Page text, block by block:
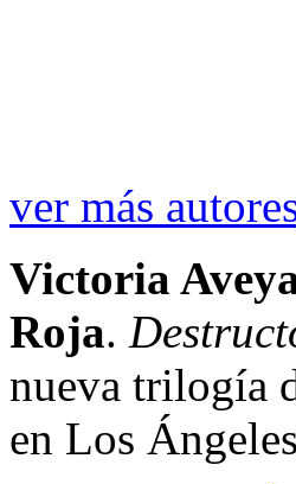
ver más
Victoria
Roja.
nueva trilogía
en Los